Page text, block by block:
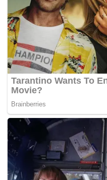
tengoklah Malaysia,
etnik di Sabah, tidak
sesama kita,” katanya.
Najib berkata demikian
Mesra Perdana Menteri
Etnik dan Kesenian
Turut hadir pada majlis
etnik berkenaan ialah
Aman dan dua
dan Datuk Seri Yahya
Kabinet negeri. -BERNAMA